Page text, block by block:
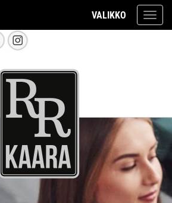
VALIKKO